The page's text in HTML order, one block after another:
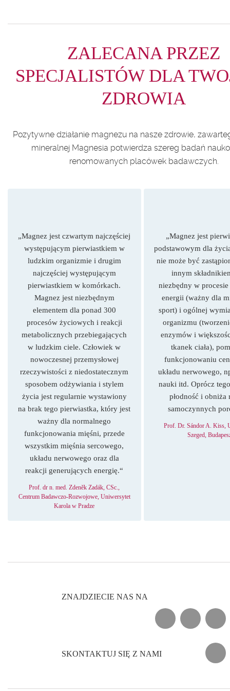
ZALECANA PRZEZ
SPECJALISTÓW DLA
ZDROWIA
Pozytywne działanie magnezu na nasze zdrowie,
mineralnej Magnesia potwierdza szereg badań
renomowanych placówek badawczych.
„Magnez jest czwartym najczęściej
występującym pierwiastkiem w
ludzkim organizmie i drugim
najczęściej występującym
pierwiastkiem w komórkach.
Magnez jest niezbędnym
elementem dla ponad 300
procesów życiowych i reakcji
metabolicznych przebiegających
w ludzkim ciele. Człowiek w
nowoczesnej przemysłowej
rzeczywistości z niedostatecznym
sposobem odżywiania i stylem
życia jest regularnie wystawiony
na brak tego pierwiastka, który jest
ważny dla normalnego
funkcjonowania mięśni, przede
wszystkim mięśnia sercowego,
układu nerwowego oraz dla
reakcji generujących energię.“
Prof. dr n. med. Zdeněk Zadák, CSc.,
Centrum Badawczo-Rozwojowe, Uniwersytet
Karola w Pradze
„Magnez jest
podstawowym dla
nie może być
innym
niezbędny w
energii (ważny dla
sport) i ogólnej
organizmu
enzymów i
tkanek ciała),
funkcjonowaniu
układu nerwowego,
nauki itd. Oprócz
płodność i obniża
samoczynnych
Prof. Dr. Sándor A. Kiss,
Szeged,
ZNAJDZIECIE NAS NA
FACEBOOK
SKONTAKTUJ SIĘ Z NAMI